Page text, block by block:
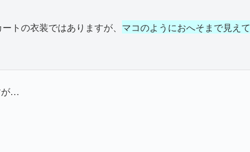
トの衣装ではありますが、 マコのようにおへそまで見えて
が…